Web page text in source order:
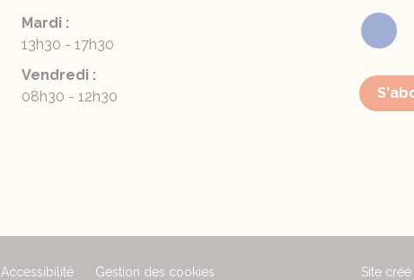
Mardi :
13h30 - 17h30
Vendredi :
08h30 - 12h30
Accessibilité Gestion des cookies Site